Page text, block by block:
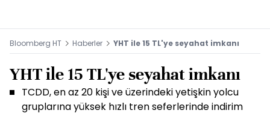
Bloomberg HT Haberler YHT ile 15 TL'ye seyahat imkanı
YHT ile 15 TL'ye seyahat imkanı
TCDD, en az 20 kişi ve üzerindeki yetişkin yolcu
gruplarına yüksek hızlı tren seferlerinde indirim